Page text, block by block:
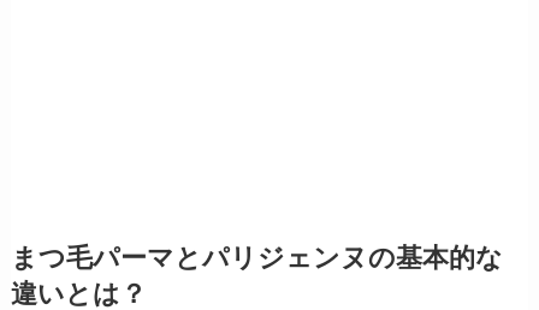
まつ毛パーマとパリジェンヌの基本的な
違いとは？